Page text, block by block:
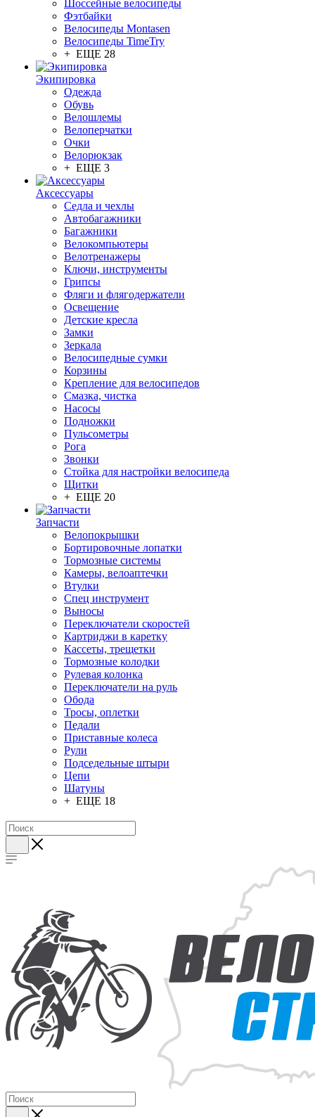
Шоссейные велосипеды
Фэтбайки
Велосипеды Montasen
Велосипеды TimeTry
+ ЕЩЕ 28
Экипировка
Одежда
Обувь
Велошлемы
Велоперчатки
Очки
Велорюкзак
+ ЕЩЕ 3
Аксессуары
Седла и чехлы
Автобагажники
Багажники
Велокомпьютеры
Велотренажеры
Ключи, инструменты
Грипсы
Фляги и флягодержатели
Освещение
Детские кресла
Замки
Зеркала
Велосипедные сумки
Корзины
Крепление для велосипедов
Смазка, чистка
Насосы
Подножки
Пульсометры
Рога
Звонки
Стойка для настройки велосипеда
Щитки
+ ЕЩЕ 20
Запчасти
Велопокрышки
Бортировочные лопатки
Тормозные системы
Камеры, велоаптечки
Втулки
Спец инструмент
Выносы
Переключатели скоростей
Картриджи в каретку
Кассеты, трещетки
Тормозные колодки
Рулевая колонка
Переключатели на руль
Обода
Тросы, оплетки
Педали
Приставные колеса
Рули
Подседельные штыри
Цепи
Шатуны
+ ЕЩЕ 18